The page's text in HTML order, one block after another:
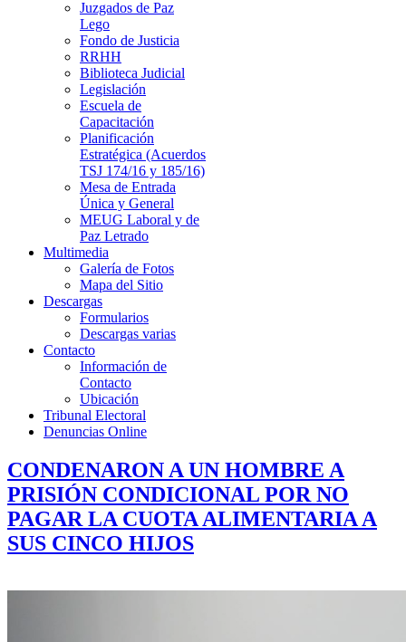
Juzgados de Paz
Lego
Fondo de Justicia
RRHH
Biblioteca Judicial
Legislación
Escuela de
Capacitación
Planificación
Estratégica (Acuerdos
TSJ 174/16 y 185/16)
Mesa de Entrada
Única y General
MEUG Laboral y de
Paz Letrado
Multimedia
Galería de Fotos
Mapa del Sitio
Descargas
Formularios
Descargas varias
Contacto
Información de
Contacto
Ubicación
Tribunal Electoral
Denuncias Online
CONDENARON A UN HOMBRE A
PRISIÓN CONDICIONAL POR NO
PAGAR LA CUOTA ALIMENTARIA A
SUS CINCO HIJOS